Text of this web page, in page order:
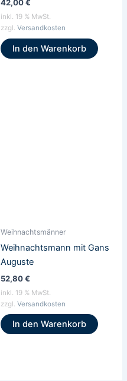
42,00€
inkl. 19 % MwSt.
zzgl. Versandkosten
In den Warenkorb
Weihnachtsmänner
Weihnachtsmann mit Gans
Auguste
52,80€
inkl. 19 % MwSt.
zzgl. Versandkosten
In den Warenkorb